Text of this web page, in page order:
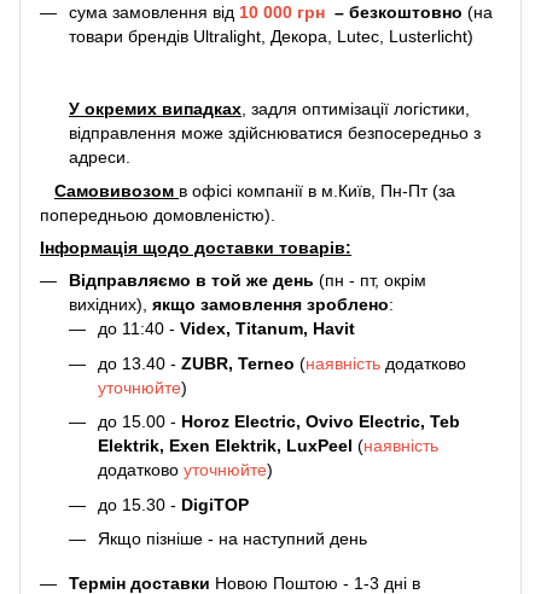
сума замовлення від 10 000 грн – безкоштовно (на
товари брендів Ultralight, Декора, Lutec, Lusterlicht)
У окремих випадках , задля оптимізації логістики,
відправлення може здійснюватися безпосередньо з
адреси.
Самовивозом в офісі компанії в м.Київ, Пн-Пт (за
попередньою домовленістю).
Інформація щодо доставки товарів:
Відправляємо в той же день (пн - пт, окрім
вихідних), якщо замовлення зроблено:
до 11:40 - Videx, Titanum, Havit
до 13.40 - ZUBR, Terneo (наявність додатково
уточнюйте)
до 15.00 - Horoz Electric, Ovivo Electric, Teb
Elektrik, Exen Elektrik, LuxPeel (наявність
додатково уточнюйте)
до 15.30 - DigiTOP
Якщо пізніше - на наступний день
Термін доставки Новою Поштою - 1-3 дні в